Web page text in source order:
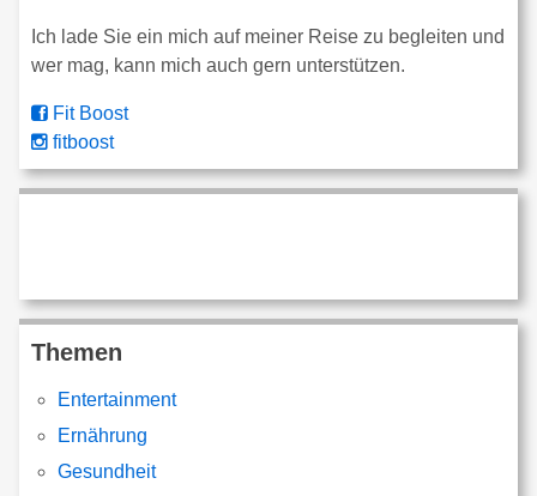
Ich lade Sie ein mich auf meiner Reise zu begleiten und
wer mag, kann mich auch gern unterstützen.
Fit Boost
fitboost
Themen
Entertainment
Ernährung
Gesundheit